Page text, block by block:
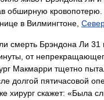
обширную
в Вилмингтоне,
смерть Брэндона Ли 31
от
Макмарри тщетно
долгой пятичасовой
хирург скажет: «Была